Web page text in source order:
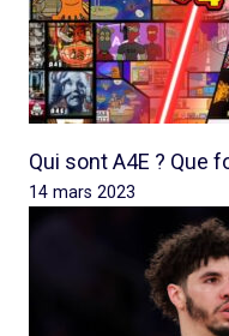
Qui sont A4E ? Que
14 mars 2023